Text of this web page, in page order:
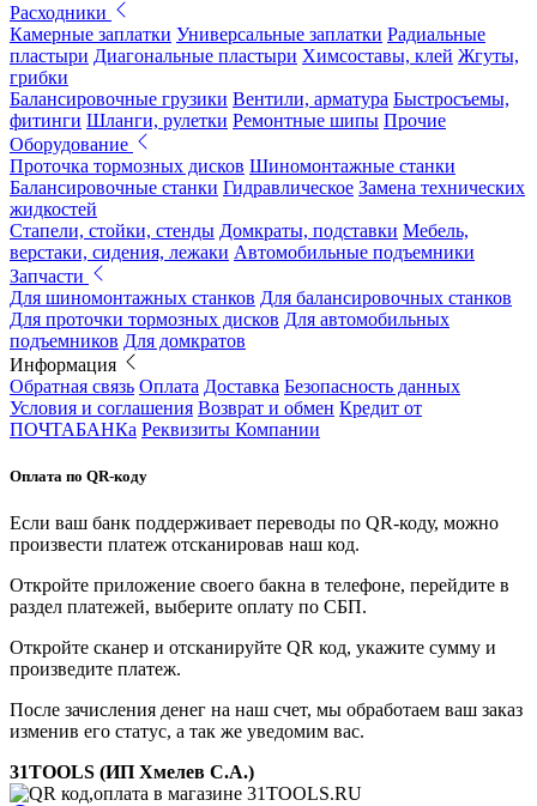
Расходники
Камерные заплатки Универсальные заплатки Радиальные
пластыри Диагональные пластыри Химсоставы, клей Жгуты,
грибки
Балансировочные грузики Вентили, арматура Быстросъемы,
фитинги Шланги, рулетки Ремонтные шипы Прочие
Оборудование
Проточка тормозных дисков Шиномонтажные станки
Балансировочные станки Гидравлическое Замена технических
жидкостей
Стапели, стойки, стенды Домкраты, подставки Мебель,
верстаки, сидения, лежаки Автомобильные подъемники
Запчасти
Для шиномонтажных станков Для балансировочных станков
Для проточки тормозных дисков Для автомобильных
подъемников Для домкратов
Информация
Обратная связь Оплата Доставка Безопасность данных
Условия и соглашения Возврат и обмен Кредит от
ПОЧТАБАНКа Реквизиты Компании
Оплата по QR-коду
Если ваш банк поддерживает переводы по QR-коду, можно
произвести платеж отсканировав наш код.
Откройте приложение своего бакна в телефоне, перейдите в
раздел платежей, выберите оплату по СБП.
Откройте сканер и отсканируйте QR код, укажите сумму и
произведите платеж.
После зачисления денег на наш счет, мы обработаем ваш заказ
изменив его статус, а так же уведомим вас.
31TOOLS (ИП Хмелев С.А.)